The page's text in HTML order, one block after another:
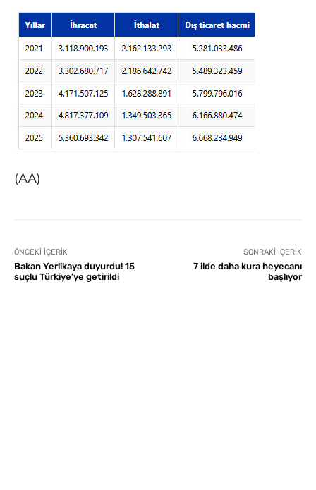
(AA)
ÖNCEKI İÇERIK
Bakan Yerlikaya duyurdu! 15
suçlu Türkiye’ye getirildi
SONRAKI İÇERIK
7 ilde daha kura heyecanı
başlıyor